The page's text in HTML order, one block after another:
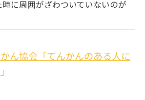
に周囲がざわついていないのが
ん協会「てんかんのある人に